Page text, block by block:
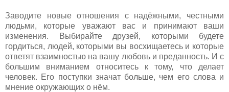
Заводите новые отношения с надёжными, честными
людьми, которые уважают вас и принимают ваши
изменения. Выбирайте друзей, которыми будете
гордиться, людей, которыми вы восхищаетесь и которые
ответят взаимностью на вашу любовь и преданность. И с
большим вниманием относитесь к тому, что делает
человек. Его поступки значат больше, чем его слова и
мнение окружающих о нём.